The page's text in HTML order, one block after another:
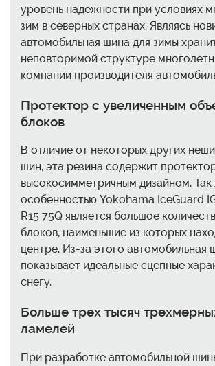
уровень надежности при условиях
зим в северных странах. Являясь
автомобильная шина для зимы
неповторимой структуре
компании производителя
Протектор с увеличенным
блоков
В отличие от некоторых других
шин, эта резина содержит
высокосимметричным дизайном.
особенностью Yokohama IceGuard
R15 75Q является большое
блоков, наименьшие из которых
центре. Из-за этого автомобильная
показывает идеальные сцепные
снегу.
Больше трех тысяч
ламелей
При разработке автомобильной